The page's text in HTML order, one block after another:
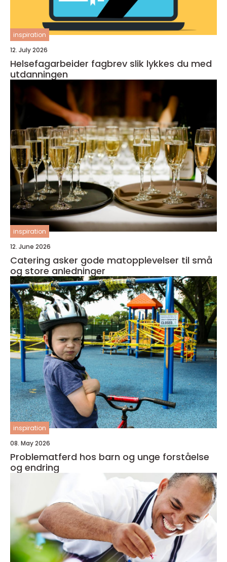
inspiration
12. July 2026
Helsefagarbeider fagbrev slik lykkes du med
utdanningen
inspiration
12. June 2026
Catering asker gode matopplevelser til små
og store anledninger
inspiration
08. May 2026
Problematferd hos barn og unge forståelse
og endring